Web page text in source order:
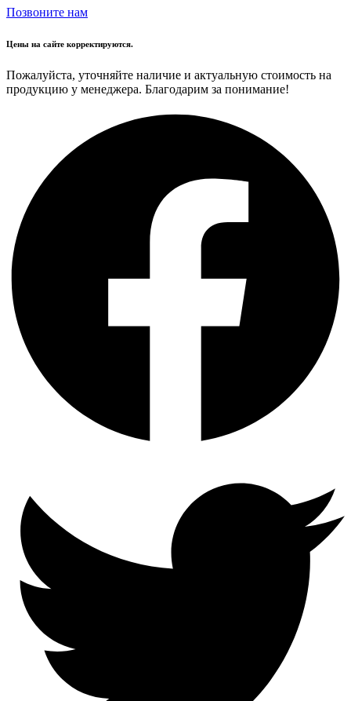
Позвоните нам
Цены на сайте корректируются.
Пожалуйста, уточняйте наличие и актуальную стоимость на
продукцию у менеджера. Благодарим за понимание!